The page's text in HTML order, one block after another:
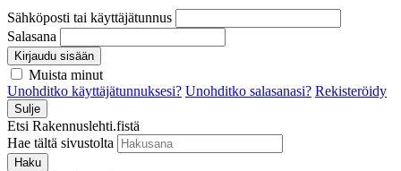
Sähköposti tai käyttäjätunnus
Salasana
Kirjaudu sisään
Muista minut
Unohditko käyttäjätunnuksesi? Unohditko salasanasi? Rekisteröidy
Sulje
Etsi Rakennuslehti.fistä
Hae tältä sivustolta
Haku